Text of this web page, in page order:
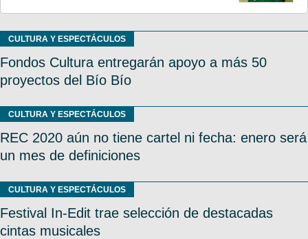
CULTURA Y ESPECTÁCULOS
Fondos Cultura entregarán apoyo a más 50
proyectos del Bío Bío
CULTURA Y ESPECTÁCULOS
REC 2020 aún no tiene cartel ni fecha: enero será
un mes de definiciones
CULTURA Y ESPECTÁCULOS
Festival In-Edit trae selección de destacadas
cintas musicales